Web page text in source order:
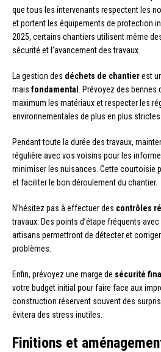
que tous les intervenants respectent les
et portent les équipements de protection
2025, certains chantiers utilisent même
sécurité et l’avancement des travaux.
La gestion des déchets de chantierest
mais fondamental
. Prévoyez des
maximum les matériaux et respecter les
environnementales de plus en plus strictes.
Pendant toute la durée des travaux,
régulière avec vos voisins pour les
minimiser les nuisances. Cette courtoisie
et faciliter le bon déroulement du chantier.
N’hésitez pas à effectuer des contrôles
travaux. Des points d’étape fréquents
artisans permettront de détecter et
problèmes.
Enfin, prévoyez une marge de sécurité
votre budget initial pour faire face aux
construction réservent souvent des
évitera des stress inutiles.
Finitions et